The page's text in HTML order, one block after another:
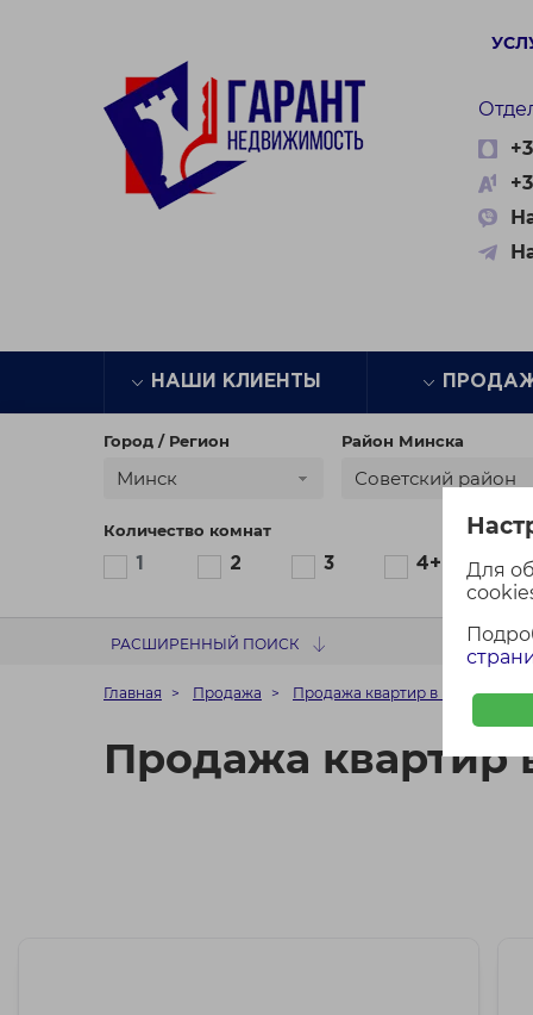
Для
НАШИ КЛИЕНТЫ
Город / Регион
Минск
Район Минска
Советский район
Количество комнат
1 2 3 4+
Цена
РАСШИРЕННЫЙ ПОИСК
Главная Продажа Продажа квартир в
Продажа квартир